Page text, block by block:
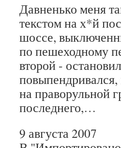
Давненько меня
текстом на х*й
шоссе,
по пешеходному
второй -
на праворульной
последнего,…
9 августа 2007